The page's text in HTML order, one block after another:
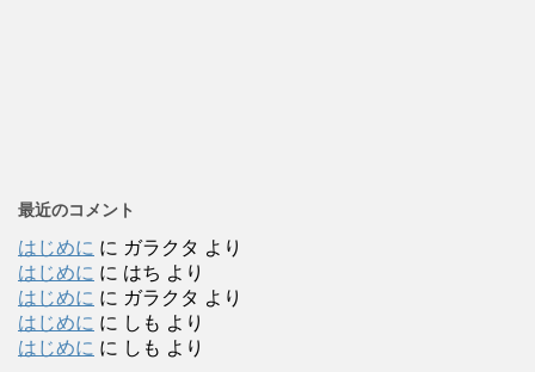
最近のコメント
はじめに に ガラクタ より
はじめに に はち より
はじめに に ガラクタ より
はじめに に しも より
はじめに に しも より